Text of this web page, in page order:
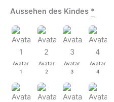
Aussehen des Kindes *
Avatar
1
Avatar
2
Avatar
3
Avatar
4